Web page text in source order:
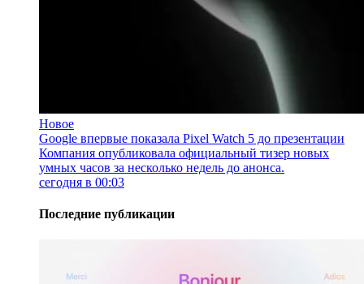
Новое
Google впервые показала Pixel Watch 5 до презентации
Компания опубликовала официальный тизер новых
умных часов за несколько недель до анонса.
сегодня в 00:03
Последние публикации